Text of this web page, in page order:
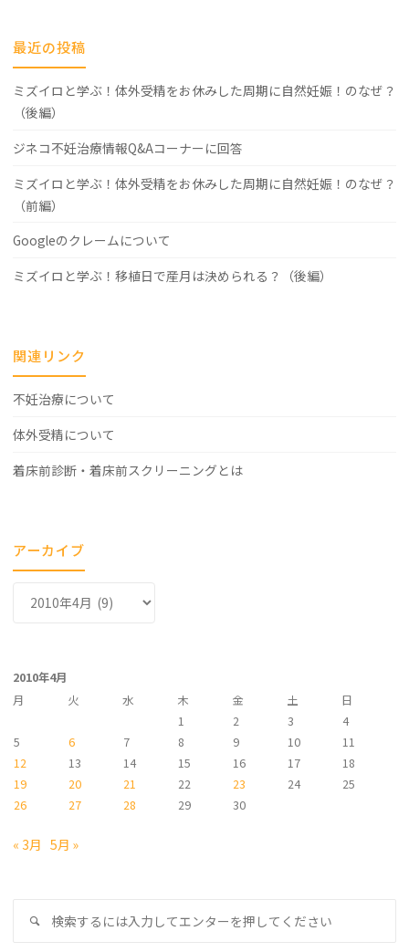
最近の投稿
ミズイロと学ぶ！体外受精をお休みした周期に自然妊娠！のなぜ？
（後編）
ジネコ不妊治療情報Q&Aコーナーに回答
ミズイロと学ぶ！体外受精をお休みした周期に自然妊娠！のなぜ？
（前編）
Googleのクレームについて
ミズイロと学ぶ！移植日で産月は決められる？（後編）
関連リンク
不妊治療について
体外受精について
着床前診断・着床前スクリーニングとは
アーカイブ
ブ
2010年4月
月
火 水 木 金 土
日
1
2 3
4
5
6 7 8 9 10
11
12
13 14 15 16 17
18
19
20 21 22 23 24
25
26
27 28 29 30
« 3月 5月 »
検